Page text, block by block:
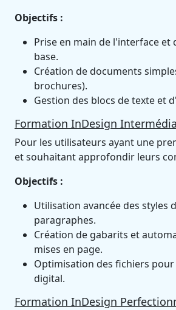
Objectifs :
Prise en main de l'interface et
base.
Création de documents
brochures).
Gestion des blocs de texte et
Formation InDesign
Pour les utilisateurs ayant une
et souhaitant approfondir leurs
Objectifs :
Utilisation avancée des styles
paragraphes.
Création de gabarits et
mises en page.
Optimisation des fichiers
digital.
Formation InDesign